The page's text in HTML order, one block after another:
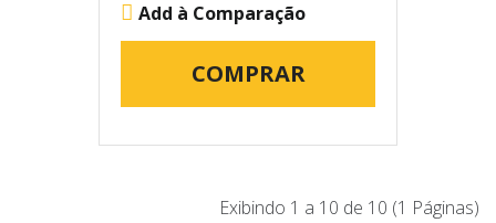
Add à Comparação
COMPRAR
Exibindo 1 a 10 de 10 (1 Páginas)